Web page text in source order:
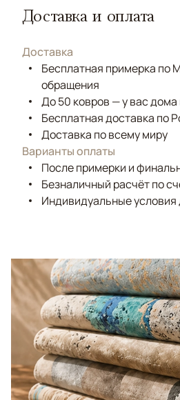
Доставка и оплата
Доставка
Бесплатная примерка по
обращения
До 50 ковров — у вас дома
Бесплатная доставка по
Доставка по всему миру
Варианты оплаты
После примерки и
Безналичный расчёт по
Индивидуальные условия